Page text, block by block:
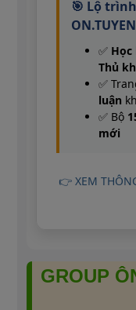
🎯 Lộ
✅ Học
Thủ
✅
luận
✅ Bộ
mới
👉 XEM
GROUP